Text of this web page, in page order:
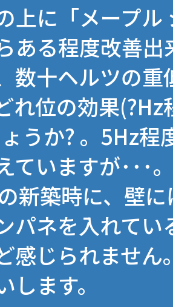
上に「メープル
ある程度改善出
数十ヘルツの重
れ位の効果(?Hz
うか? 。5Hz程
いますが･･･。
新築時に、壁に
パネを入れてい
じられません。
ます。